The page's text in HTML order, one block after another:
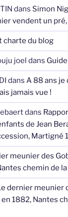
dans Simon
vendent un
charte du blog
joel dans
dans A 88 ans je
jamais vue !
dans
de Jean
Martigné
meunier des
chemin de
dernier meunier
1882, Nantes